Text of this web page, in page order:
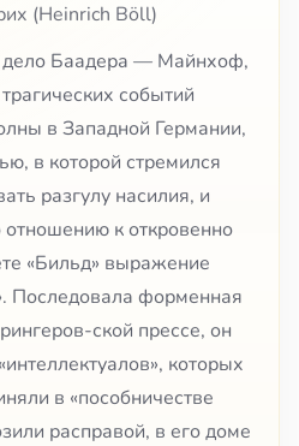
(Heinrich Böll)
дело Баадера — Майнхоф,
событий
в Западной Германии,
в которой стремился
разгулу насилия, и
отношению к откровенно
«Бильд» выражение
Последовала форменная
ской прессе, он
которых
в «пособничестве
расправой, в его доме